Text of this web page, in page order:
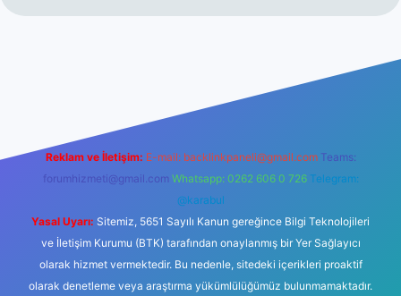
Reklam ve İletişim: E-mail: backlinkpaneli@gmail.com Teams:
forumhizmeti@gmail.com Whatsapp: 0262 606 0 726 Telegram:
@karabul
Yasal Uyarı: Sitemiz, 5651 Sayılı Kanun gereğince Bilgi Teknolojileri
ve İletişim Kurumu (BTK) tarafından onaylanmış bir Yer Sağlayıcı
olarak hizmet vermektedir. Bu nedenle, sitedeki içerikleri proaktif
olarak denetleme veya araştırma yükümlülüğümüz bulunmamaktadır.